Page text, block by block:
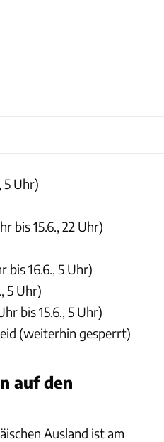
5 Uhr)
bis 15.6., 22 Uhr)
bis 16.6., 5 Uhr)
5 Uhr)
bis 15.6., 5 Uhr)
(weiterhin gesperrt)
auf den
Ausland ist am